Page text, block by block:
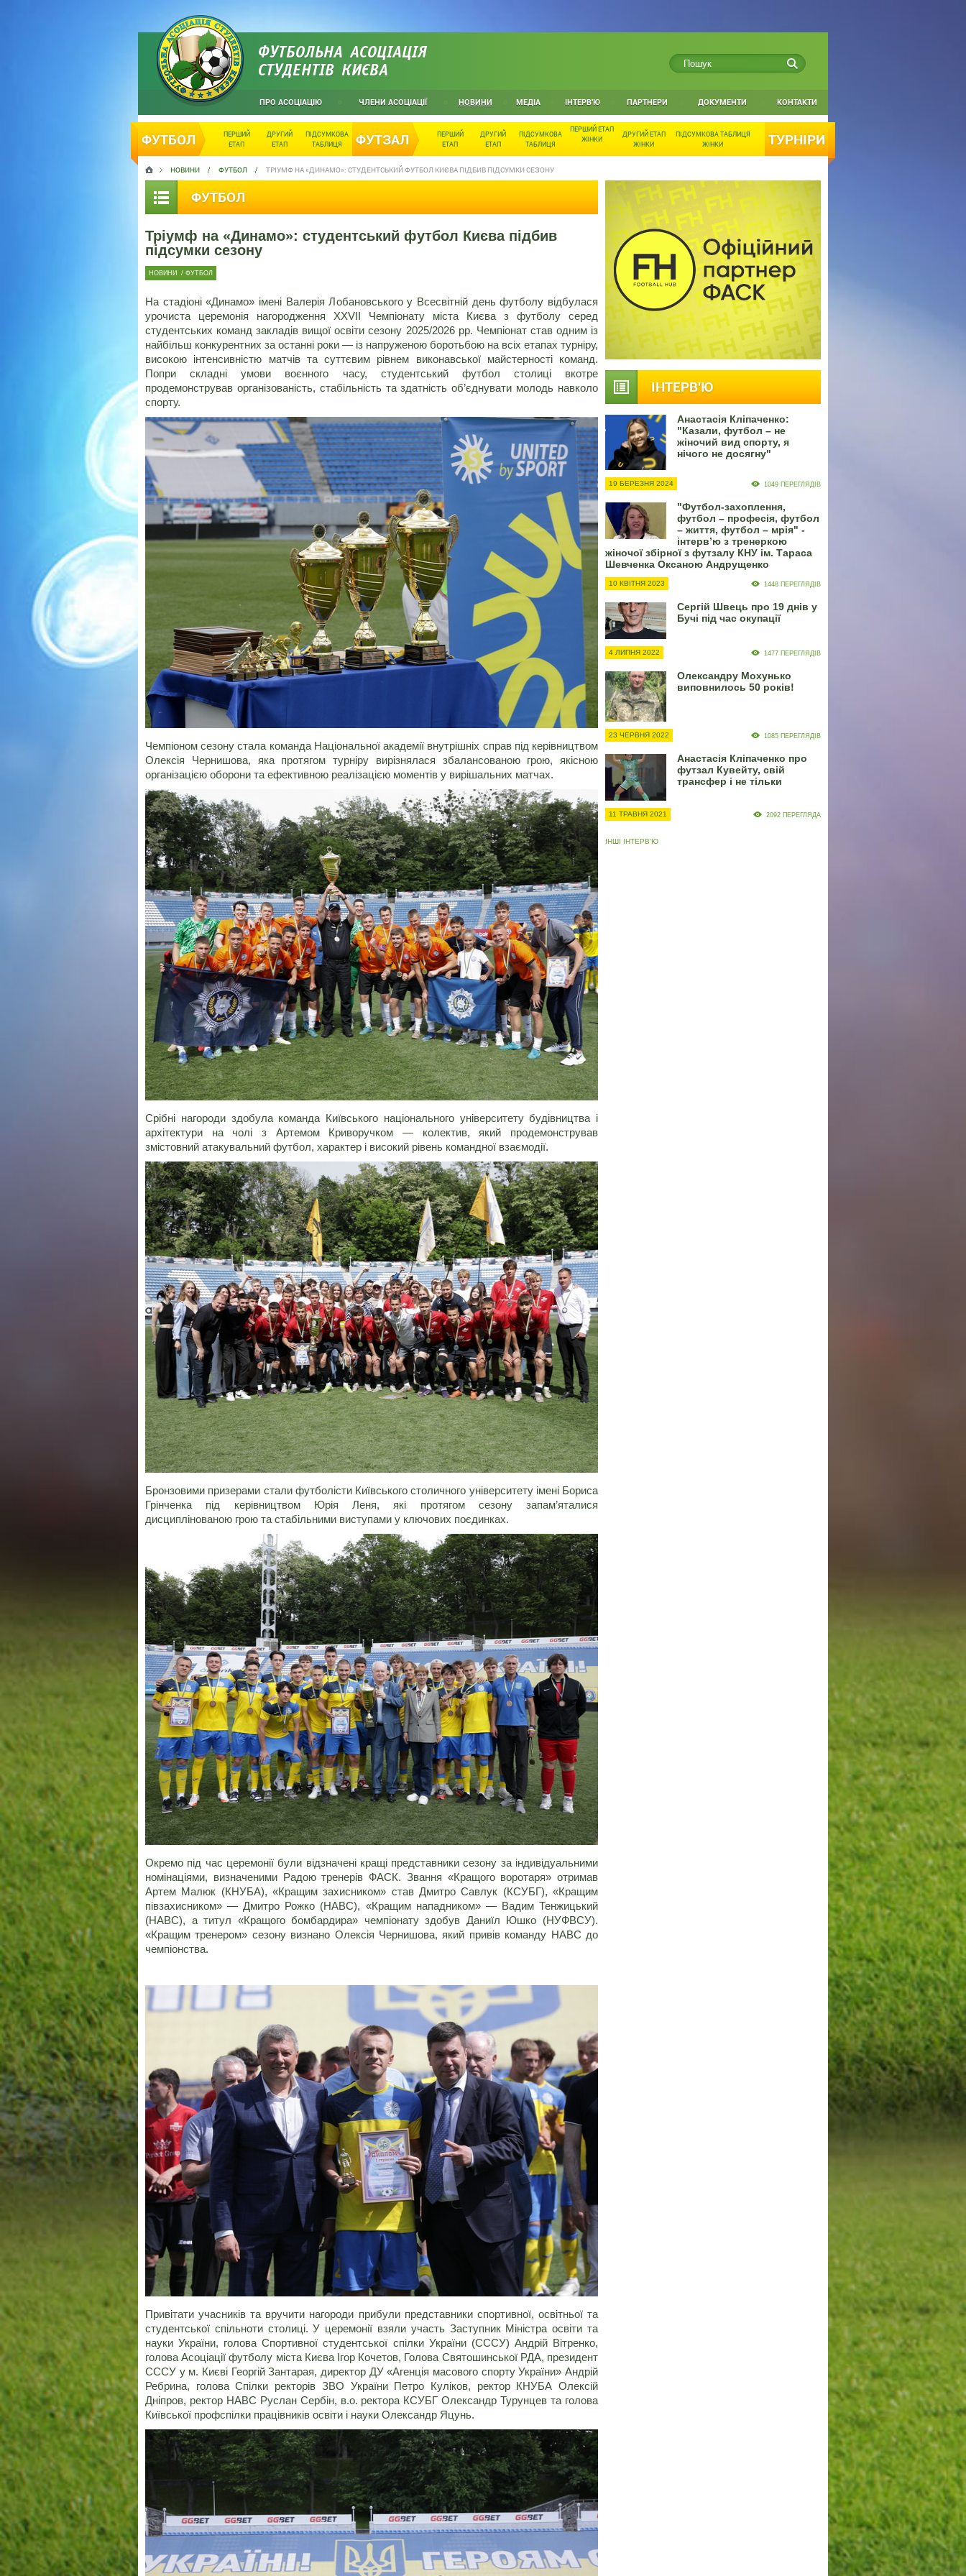
ФУТБОЛЬНА АСОЦІАЦІЯ
СТУДЕНТІВ КИЄВА
ПРО АСОЦІАЦІЮ ЧЛЕНИ АСОЦІАЦІЇ НОВИНИ МЕДІА ІНТЕРВ'Ю ПАРТНЕРИ ДОКУМЕНТИ КОНТАКТИ
ФУТБОЛ
ПЕРШИЙ
ЕТАП
ДРУГИЙ
ЕТАП
ПІДСУМКОВА
ТАБЛИЦЯ
ФУТЗАЛ
ПЕРШИЙ
ЕТАП
ДРУГИЙ
ЕТАП
ПІДСУМКОВА
ТАБЛИЦЯ
ПЕРШИЙ ЕТАП
ЖІНКИ
ДРУГИЙ ЕТАП
ЖІНКИ
ПІДСУМКОВА ТАБЛИЦЯ
ЖІНКИ
ТУРНІРИ
НОВИНИ ФУТБОЛ ТРІУМФ НА «ДИНАМО»: СТУДЕНТСЬКИЙ ФУТБОЛ КИЄВА ПІДБИВ ПІДСУМКИ СЕЗОНУ
ФУТБОЛ
Тріумф на «Динамо»: студентський футбол Києва підбив
підсумки сезону
НОВИНИ / ФУТБОЛ
На стадіоні «Динамо» імені Валерія Лобановського у Всесвітній день футболу відбулася
урочиста церемонія нагородження ХХVІІ Чемпіонату міста Києва з футболу серед
студентських команд закладів вищої освіти сезону 2025/2026 рр. Чемпіонат став одним із
найбільш конкурентних за останні роки — із напруженою боротьбою на всіх етапах турніру,
високою інтенсивністю матчів та суттєвим рівнем виконавської майстерності команд.
Попри складні умови воєнного часу, студентський футбол столиці вкотре
продемонстрував організованість, стабільність та здатність об’єднувати молодь навколо
спорту.
Чемпіоном сезону стала команда Національної академії внутрішніх справ під керівництвом
Олексія Чернишова, яка протягом турніру вирізнялася збалансованою грою, якісною
організацією оборони та ефективною реалізацією моментів у вирішальних матчах.
Срібні нагороди здобула команда Київського національного університету будівництва і
архітектури на чолі з Артемом Криворучком — колектив, який продемонстрував
змістовний атакувальний футбол, характер і високий рівень командної взаємодії.
Бронзовими призерами стали футболісти Київського столичного університету імені Бориса
Грінченка під керівництвом Юрія Леня, які протягом сезону запам’яталися
дисциплінованою грою та стабільними виступами у ключових поєдинках.
Окремо під час церемонії були відзначені кращі представники сезону за індивідуальними
номінаціями, визначеними Радою тренерів ФАСК. Звання «Кращого воротаря» отримав
Артем Малюк (КНУБА), «Кращим захисником» став Дмитро Савлук (КСУБГ), «Кращим
півзахисником» — Дмитро Рожко (НАВС), «Кращим нападником» — Вадим Тенжицький
(НАВС), а титул «Кращого бомбардира» чемпіонату здобув Даниїл Юшко (НУФВСУ).
«Кращим тренером» сезону визнано Олексія Чернишова, який привів команду НАВС до
чемпіонства.
Привітати учасників та вручити нагороди прибули представники спортивної, освітньої та
студентської спільноти столиці. У церемонії взяли участь Заступник Міністра освіти та
науки України, голова Спортивної студентської спілки України (СССУ) Андрій Вітренко,
голова Асоціації футболу міста Києва Ігор Кочетов, Голова Святошинської РДА, президент
СССУ у м. Києві Георгій Зантарая, директор ДУ «Агенція масового спорту України» Андрій
Ребрина, голова Спілки ректорів ЗВО України Петро Куліков, ректор КНУБА Олексій
Дніпров, ректор НАВС Руслан Сербін, в.о. ректора КСУБГ Олександр Турунцев та голова
Київської профспілки працівників освіти і науки Олександр Яцунь.
ІНТЕРВ'Ю
Анастасія Кліпаченко:
"Казали, футбол – не
жіночий вид спорту, я
нічого не досягну"
19 БЕРЕЗНЯ 2024 1049 ПЕРЕГЛЯДІВ
"Футбол-захоплення,
футбол – професія, футбол
– життя, футбол – мрія" -
інтерв’ю з тренеркою
жіночої збірної з футзалу КНУ ім. Тараса
Шевченка Оксаною Андрущенко
10 КВІТНЯ 2023 1448 ПЕРЕГЛЯДІВ
Сергій Швець про 19 днів у
Бучі під час окупації
4 ЛИПНЯ 2022 1477 ПЕРЕГЛЯДІВ
Олександру Мохунько
виповнилось 50 років!
23 ЧЕРВНЯ 2022 1085 ПЕРЕГЛЯДІВ
Анастасія Кліпаченко про
футзал Кувейту, свій
трансфер і не тільки
11 ТРАВНЯ 2021 2092 ПЕРЕГЛЯДА
ІНШІ ІНТЕРВ'Ю